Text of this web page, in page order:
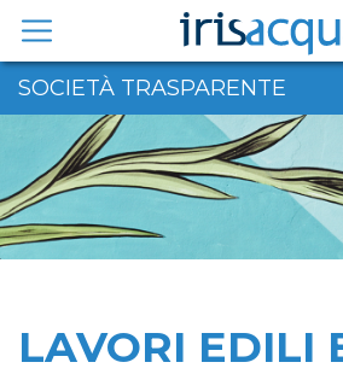
contenuto
SOCIETÀ TRASPARENTE
LAVORI EDILI